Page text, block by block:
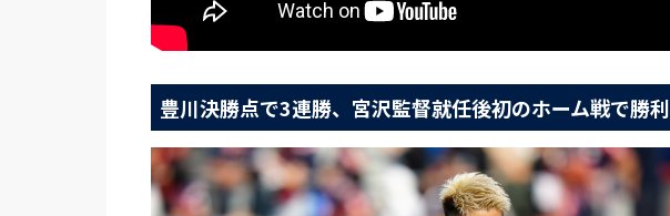
豊川決勝点で3連勝、宮沢監督就任後初のホーム戦で勝利